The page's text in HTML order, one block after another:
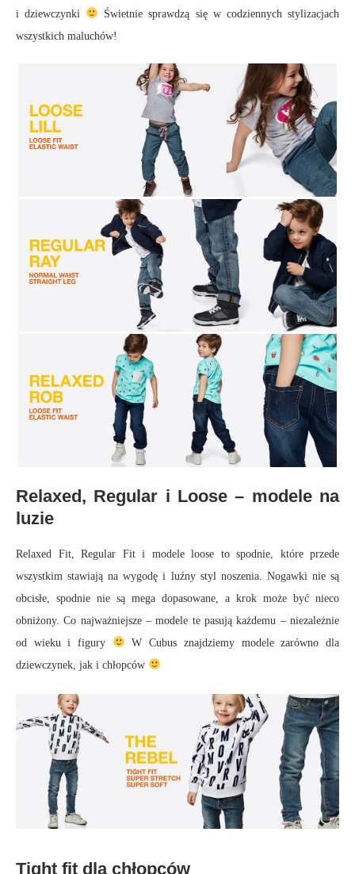
i dziewczynki
Świetnie sprawdzą się w codziennych stylizacjach
wszystkich maluchów!
Relaxed, Regular i Loose – modele na
luzie
Relaxed Fit, Regular Fit i modele loose to spodnie, które przede
wszystkim stawiają na wygodę i luźny styl noszenia. Nogawki nie są
obcisłe, spodnie nie są mega dopasowane, a krok może być nieco
obniżony. Co najważniejsze – modele te pasują każdemu – niezależnie
od wieku i figury
W Cubus znajdziemy modele zarówno dla
dziewczynek, jak i chłopców
Tight fit dla chłopców